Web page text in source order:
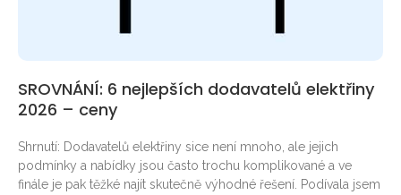
SROVNÁNÍ: 6 nejlepších dodavatelů elektřiny
2026 – ceny
Shrnutí: Dodavatelů elektřiny sice není mnoho, ale jejich
podmínky a nabídky jsou často trochu komplikované a ve
finále je pak těžké najít skutečně výhodné řešení. Podívala jsem